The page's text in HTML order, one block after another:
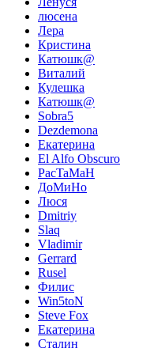
люсена
Лера
Кристина
Катюшк@
Виталий
Кулешка
Катюшк@
Sobra5
Dezdemona
Екатерина
El Alfo Obscuro
PacTaMaH
ДоМиНо
Люся
Dmitriy
Slaq
Vladimir
Gerrard
Rusel
Филис
Win5toN
Steve Fox
Екатерина
Сталин